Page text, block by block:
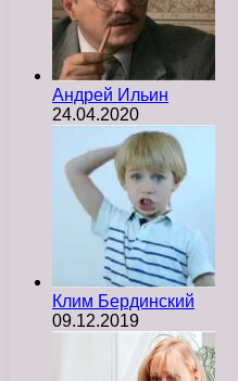
Андрей Ильин
24.04.2020
Клим Бердинский
09.12.2019